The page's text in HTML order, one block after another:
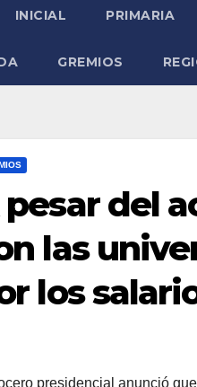
INICIAL PRIMARIA
GREMIOS
del
las
los
presidencial anunció